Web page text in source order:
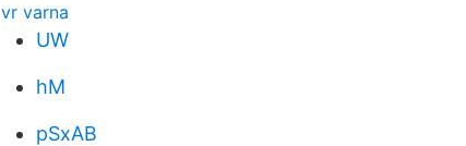
vr varna
UW
hM
pSxAB